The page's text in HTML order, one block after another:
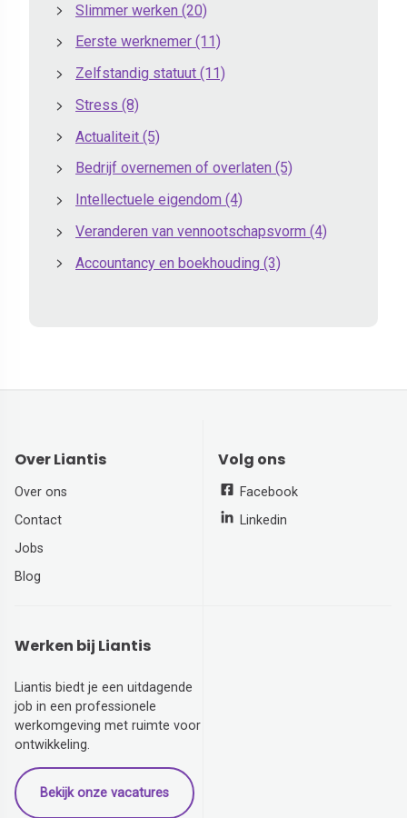
Slimmer werken (20)
Eerste werknemer (11)
Zelfstandig statuut (11)
Stress (8)
Actualiteit (5)
Bedrijf overnemen of overlaten (5)
Intellectuele eigendom (4)
Veranderen van vennootschapsvorm (4)
Accountancy en boekhouding (3)
Over Liantis
Over ons
Contact
Jobs
Blog
Volg ons
Facebook
Linkedin
Werken bij Liantis
Liantis biedt je een uitdagende
job in een professionele
werkomgeving met ruimte voor
ontwikkeling.
Bekijk onze vacatures